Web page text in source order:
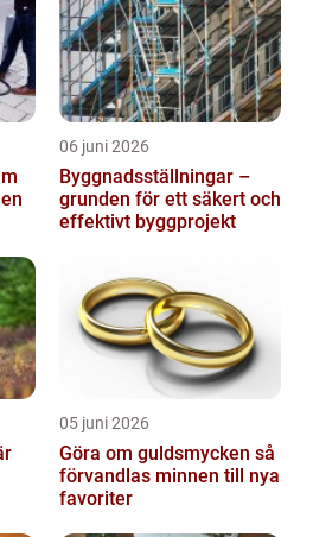
06 juni 2026
Byggnadsställningar –
grunden för ett säkert och
effektivt byggprojekt
05 juni 2026
Göra om guldsmycken så
förvandlas minnen till nya
favoriter